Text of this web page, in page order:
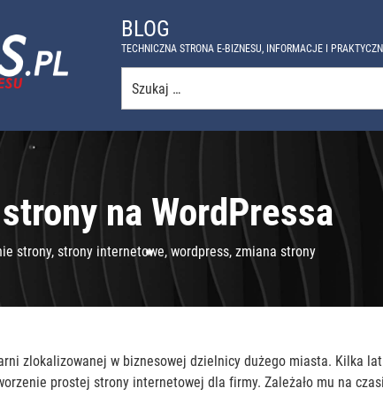
BLOG
TECHNICZNA STRONA E-BIZNESU, INFORMACJE I
na WordPressa
strony,strony internetowe,wordpress,zmiana strony
zlokalizowanej w biznesowej dzielnicy dużego miasta. Kilka
prostej strony internetowej dla firmy. Zależało mu na